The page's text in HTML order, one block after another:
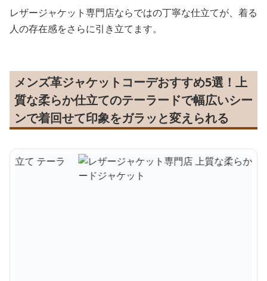
レザージャケット専門店ならではの丁寧な仕立てが、着る
人の存在感をさらに引き立てます。
メンズ革ジャケットコーデおすすめ5選！上
質な柔らか仕立てのテーラードで幅広いシー
ンで着回せて印象をガラッと変えられる